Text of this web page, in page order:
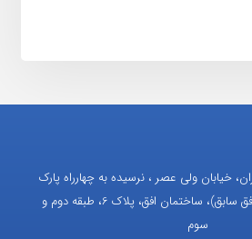
خیابان ولی عصر ، نرسیده به چهارراه پارک
وی، کوچه فخرالدینی(افق سابق)، ساختمان افق، پلاک 6، طبقه دوم و
سوم